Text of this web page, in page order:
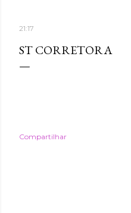
21:17
ST CORRETORA
Compartilhar